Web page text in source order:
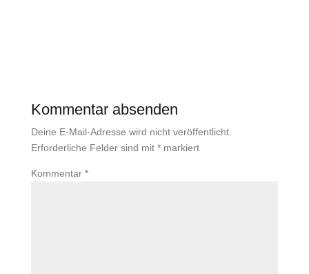
Kommentar absenden
Deine E-Mail-Adresse wird nicht veröffentlicht.
Erforderliche Felder sind mit *markiert
Kommentar *